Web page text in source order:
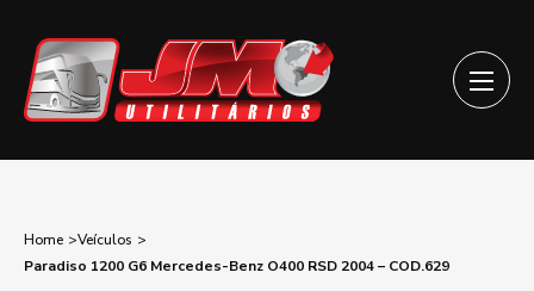
Home
Veículos
Paradiso 1200 G6 Mercedes-Benz O400 RSD 2004 – COD.629